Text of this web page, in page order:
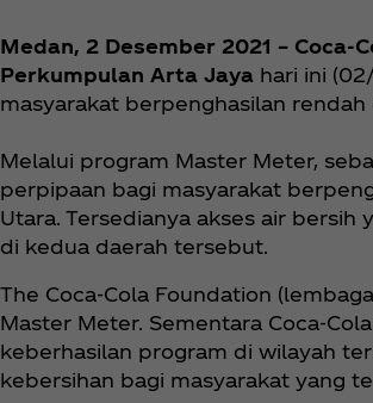
Medan, 2 Desember 2021 –
Perkumpulan Arta Jaya hari ini
masyarakat berpenghasilan rendah
Melalui program Master Meter,
perpipaan bagi masyarakat
Utara. Tersedianya akses air
di kedua daerah tersebut.
The Coca‑Cola Foundation
Master Meter. Sementara
keberhasilan program di wilayah
kebersihan bagi masyarakat yang